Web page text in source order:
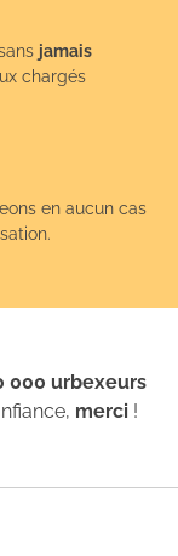
jamais
chargés
en aucun cas
000 urbexeurs
merci !